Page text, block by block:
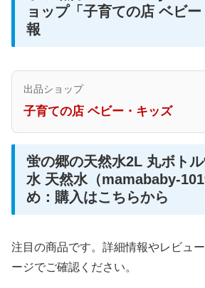
ョップ「子育ての店 ベビ
報
出品ショップ
子育ての店 ベビー・キッズ
蛍の郷の天然水2L 丸ボト
水 天然水（mamababy-
め：購入はこちらから
注目の商品です。詳細情報やレビュ
ージでご確認ください。